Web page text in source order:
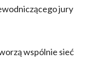
jury
wspólnie sieć